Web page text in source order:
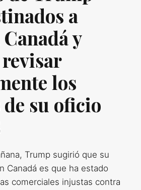
a
y
los
su oficio
Trump sugirió que su
Canadá es que ha estado
comerciales injustas contra